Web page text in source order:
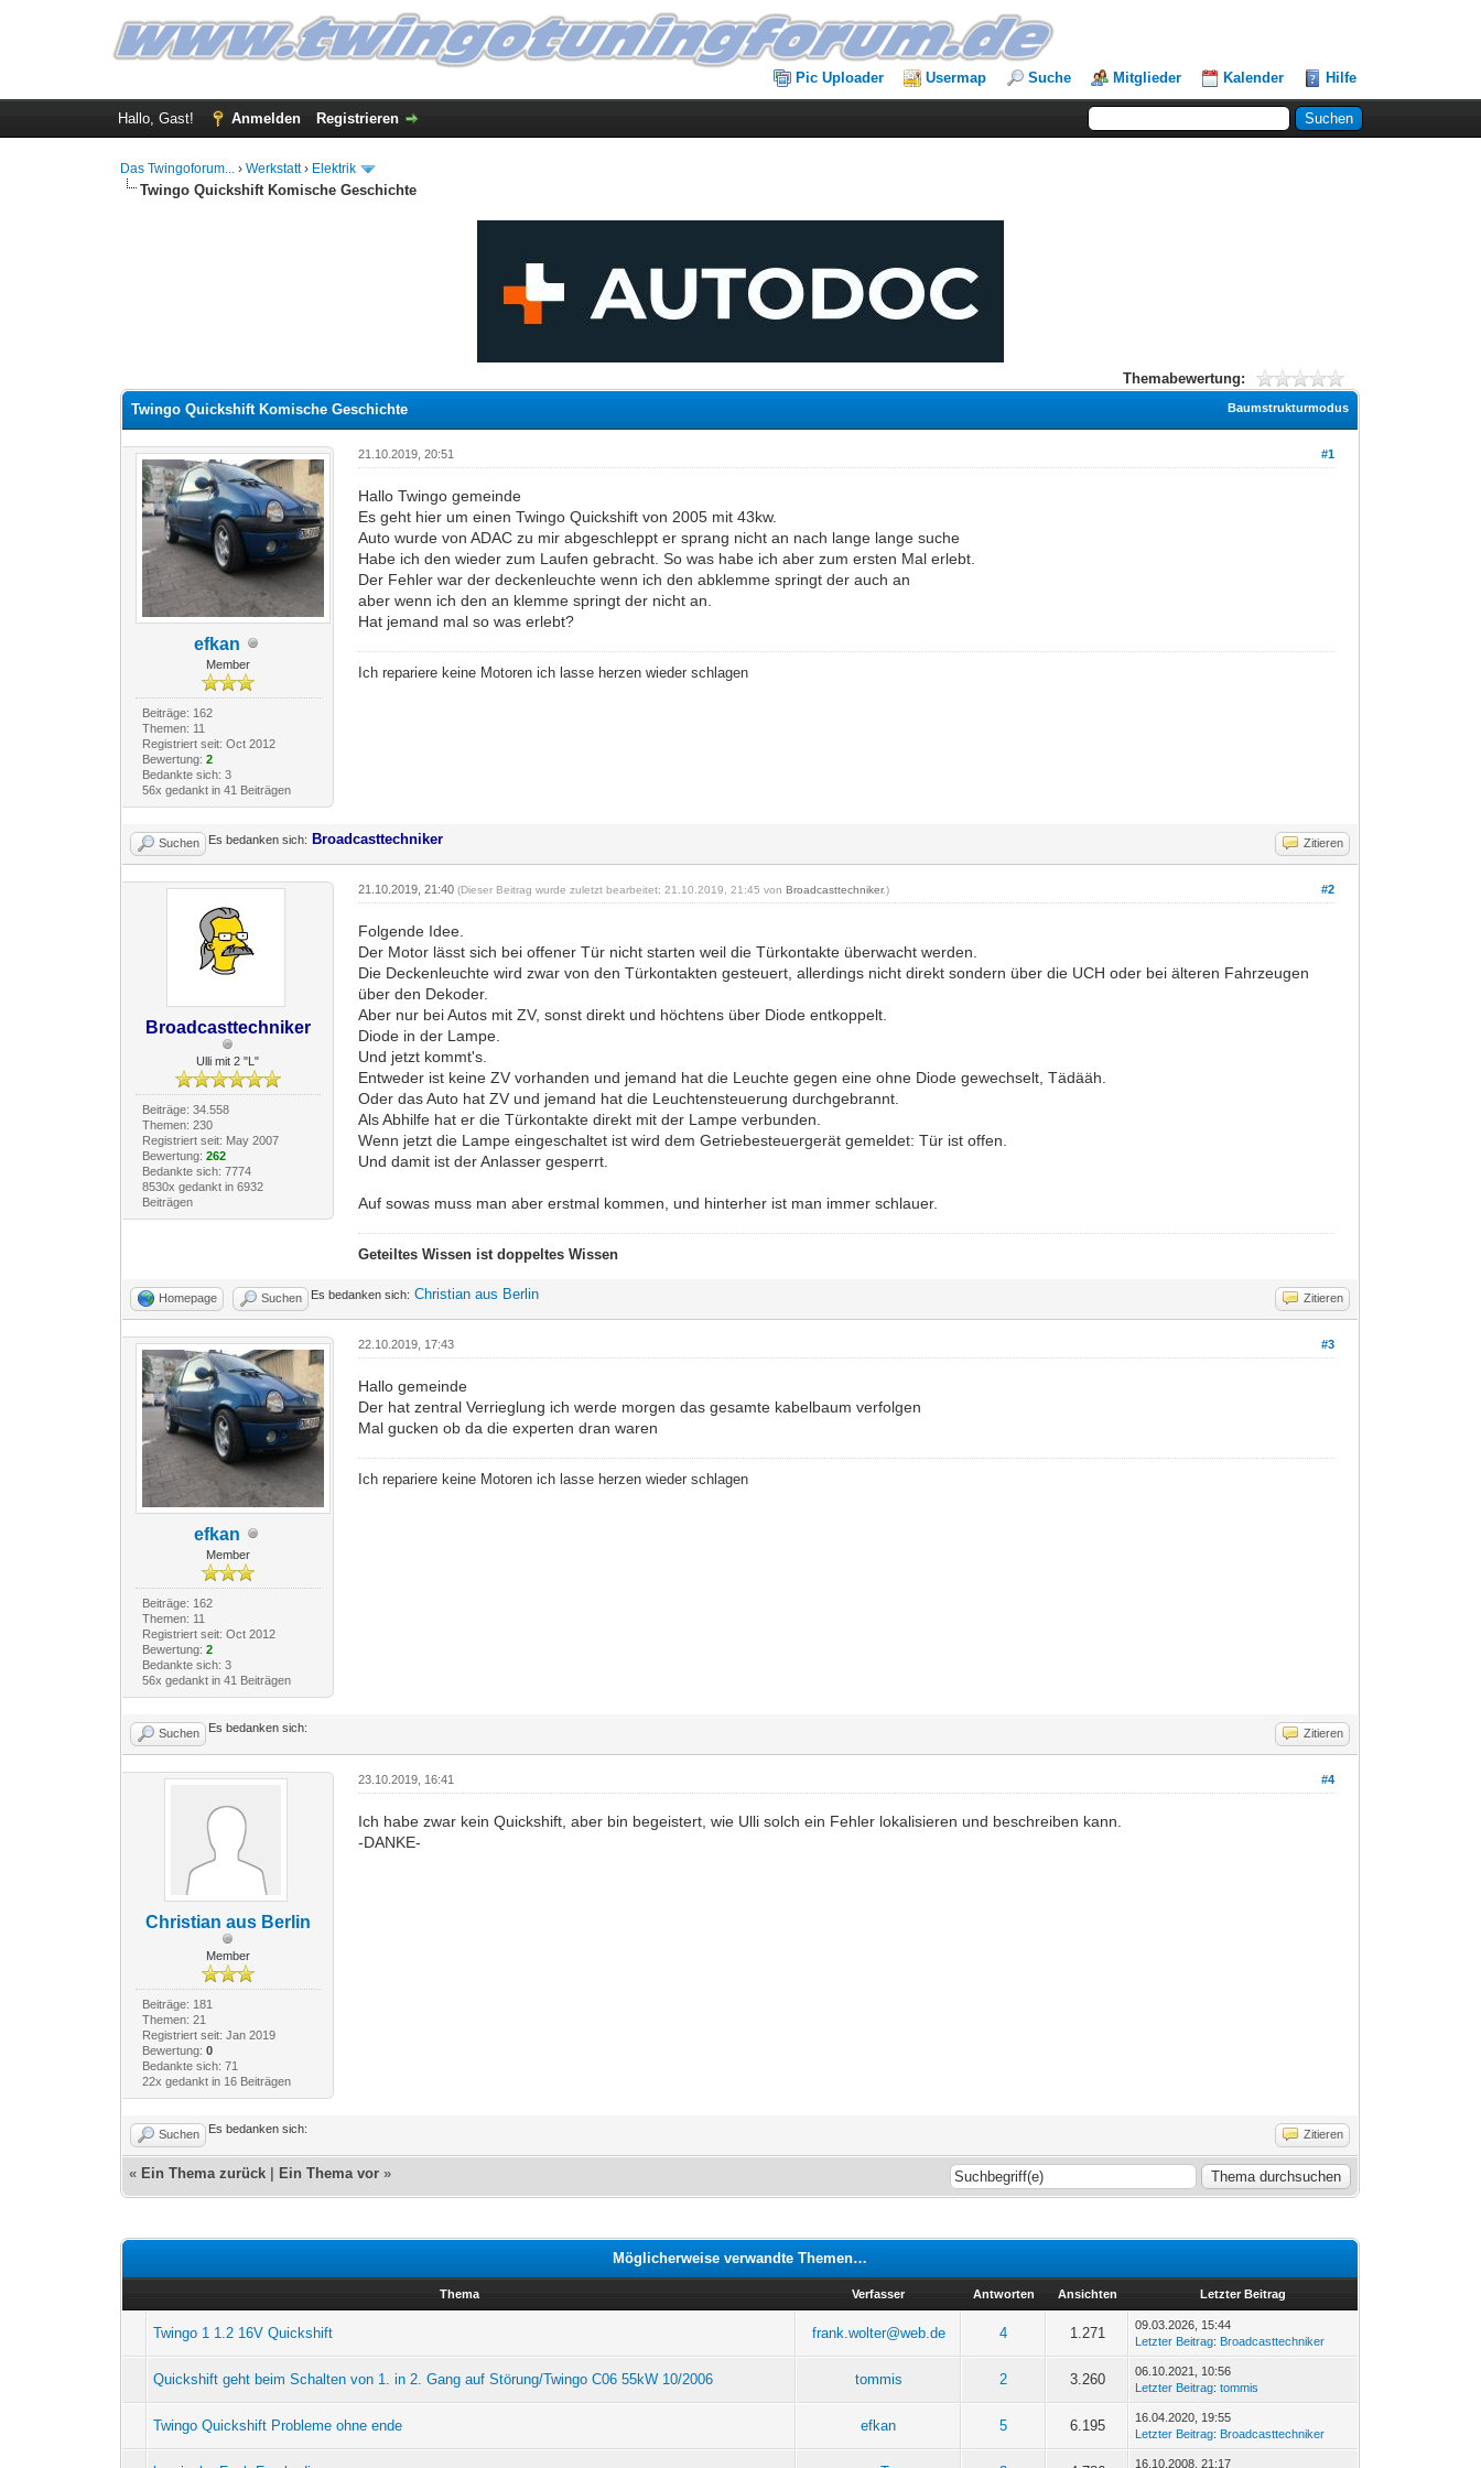
Pic Uploader Usermap Suche Mitglieder Kalender Hilfe
Hallo, Gast! Anmelden Registrieren
Das Twingoforum... ›Werkstatt› Elektrik
Twingo Quickshift Komische Geschichte
Themabewertung:
Baumstrukturmodus
Twingo Quickshift Komische Geschichte
efkan
Member
Beiträge: 162
Themen: 11
Registriert seit: Oct 2012
Bewertung: 2
Bedankte sich: 3
56x gedankt in 41 Beiträgen
#1
21.10.2019, 20:51
Hallo Twingo gemeinde
Es geht hier um einen Twingo Quickshift von 2005 mit 43kw.
Auto wurde von ADAC zu mir abgeschleppt er sprang nicht an nach lange lange suche
Habe ich den wieder zum Laufen gebracht. So was habe ich aber zum ersten Mal erlebt.
Der Fehler war der deckenleuchte wenn ich den abklemme springt der auch an
aber wenn ich den an klemme springt der nicht an.
Hat jemand mal so was erlebt?
Ich repariere keine Motoren ich lasse herzen wieder schlagen
Suchen Zitieren
Es bedanken sich: Broadcasttechniker
Broadcasttechniker
Ulli mit 2 "L"
Beiträge: 34.558
Themen: 230
Registriert seit: May 2007
Bewertung: 262
Bedankte sich: 7774
8530x gedankt in 6932
Beiträgen
#2
21.10.2019, 21:40(Dieser Beitrag wurde zuletzt bearbeitet: 21.10.2019, 21:45 vonBroadcasttechniker.)
Folgende Idee.
Der Motor lässt sich bei offener Tür nicht starten weil die Türkontakte überwacht werden.
Die Deckenleuchte wird zwar von den Türkontakten gesteuert, allerdings nicht direkt sondern über die UCH oder bei älteren Fahrzeugen
über den Dekoder.
Aber nur bei Autos mit ZV, sonst direkt und höchtens über Diode entkoppelt.
Diode in der Lampe.
Und jetzt kommt's.
Entweder ist keine ZV vorhanden und jemand hat die Leuchte gegen eine ohne Diode gewechselt, Tädääh.
Oder das Auto hat ZV und jemand hat die Leuchtensteuerung durchgebrannt.
Als Abhilfe hat er die Türkontakte direkt mit der Lampe verbunden.
Wenn jetzt die Lampe eingeschaltet ist wird dem Getriebesteuergerät gemeldet: Tür ist offen.
Und damit ist der Anlasser gesperrt.
Auf sowas muss man aber erstmal kommen, und hinterher ist man immer schlauer.
Geteiltes Wissen ist doppeltes Wissen
Homepage Suchen Zitieren
Es bedanken sich: Christian aus Berlin
efkan
Member
Beiträge: 162
Themen: 11
Registriert seit: Oct 2012
Bewertung: 2
Bedankte sich: 3
56x gedankt in 41 Beiträgen
#3
22.10.2019, 17:43
Hallo gemeinde
Der hat zentral Verrieglung ich werde morgen das gesamte kabelbaum verfolgen
Mal gucken ob da die experten dran waren
Ich repariere keine Motoren ich lasse herzen wieder schlagen
Suchen Zitieren
Es bedanken sich:
Christian aus Berlin
Member
Beiträge: 181
Themen: 21
Registriert seit: Jan 2019
Bewertung: 0
Bedankte sich: 71
22x gedankt in 16 Beiträgen
#4
23.10.2019, 16:41
Ich habe zwar kein Quickshift, aber bin begeistert, wie Ulli solch ein Fehler lokalisieren und beschreiben kann.
-DANKE-
Suchen Zitieren
Es bedanken sich:
« Ein Thema zurück Ein Thema vor »
Möglicherweise verwandte Themen…
Thema Verfasser Antworten Ansichten Letzter Beitrag
Twingo 1 1.2 16V Quickshift frank.wolter@web.de 4 1.271
09.03.2026, 15:44
Letzter Beitrag: Broadcasttechniker
Quickshift geht beim Schalten von 1. in 2. Gang auf Störung/Twingo C06 55kW 10/2006 tommis 2 3.260
06.10.2021, 10:56
Letzter Beitrag:tommis
Twingo Quickshift Probleme ohne ende efkan 5 6.195
16.04.2020, 19:55
Letzter Beitrag: Broadcasttechniker
16.10.2008, 21:17